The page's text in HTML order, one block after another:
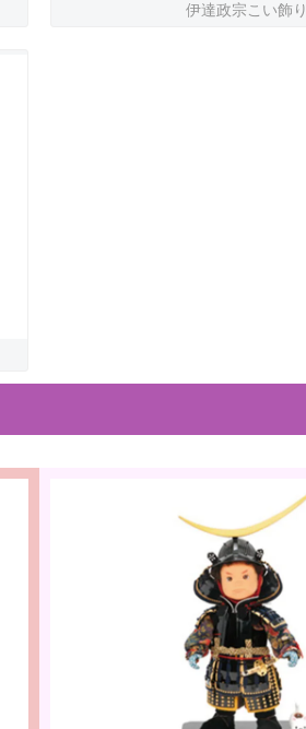
伊達政宗こい飾り